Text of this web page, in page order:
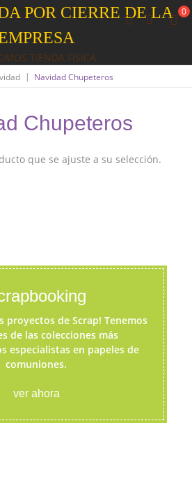
POR CIERRE DE LA
TIENDA FISICA
0
| Navidad Chupeteros
Chupeteros
que se ajuste a su selección.
proyectos de Scrap! Tenemos
de las colecciones más
especialistas en papeles de
comuniones.
ver ahora